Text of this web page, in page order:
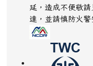
延，造成不便敬
達，並請慎防火警